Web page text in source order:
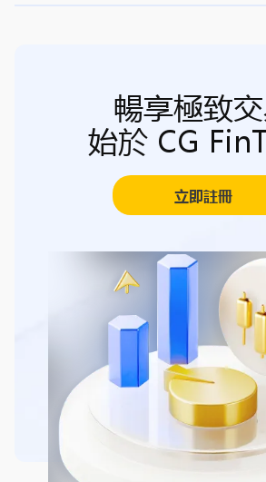
暢享極致
始於 CG
立即註冊